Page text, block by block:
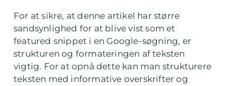
For at sikre, at denne artikel har større
sandsynlighed for at blive vist som et
featured snippet i en Google-søgning, er
strukturen og formateringen af teksten
vigtig. For at opnå dette kan man strukturere
teksten med informative overskrifter og